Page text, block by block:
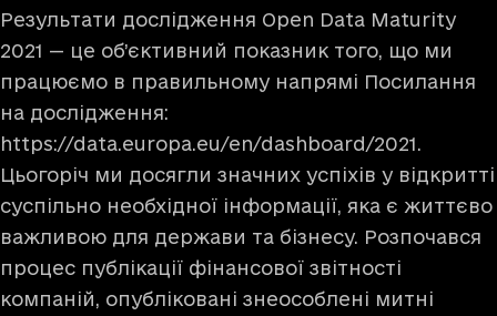
Результати дослідження Open Data Maturity
2021 — це об’єктивний показник того, що ми
працюємо в правильному напрямі Посилання
на дослідження:
https://data.europa.eu/en/dashboard/2021.
Цьогоріч ми досягли значних успіхів у відкритті
суспільно необхідної інформації, яка є життєво
важливою для держави та бізнесу. Розпочався
процес публікації фінансової звітності
компаній, опубліковані знеособлені митні